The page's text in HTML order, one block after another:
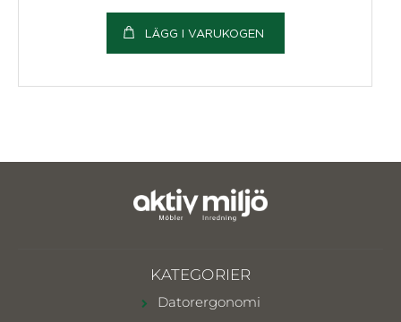
LÄGG I VARUKOGEN
KATEGORIER
Datorergonomi